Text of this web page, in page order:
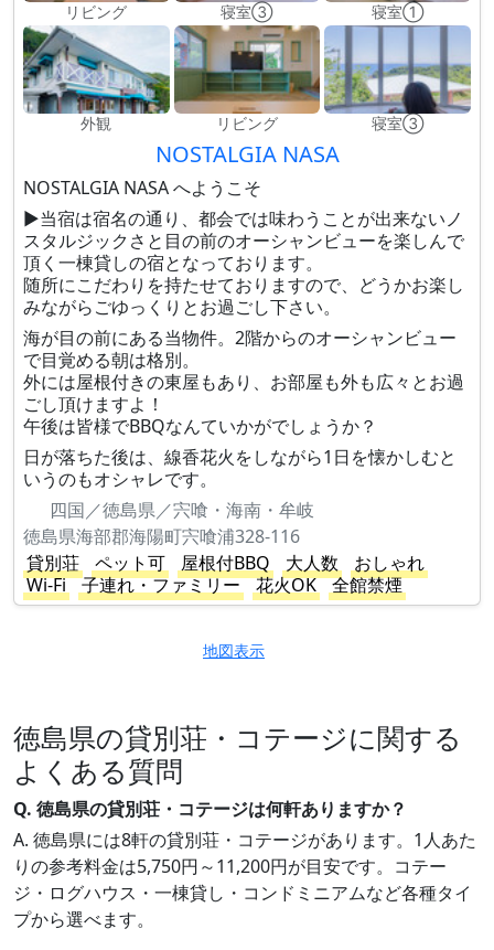
リビング 寝室③ 寝室①
外観 リビング 寝室③
NOSTALGIA NASA
NOSTALGIA NASA へようこそ
▶当宿は宿名の通り、都会では味わうことが出来ないノ
スタルジックさと目の前のオーシャンビューを楽しんで
頂く一棟貸しの宿となっております。
随所にこだわりを持たせておりますので、どうかお楽し
みながらごゆっくりとお過ごし下さい。
海が目の前にある当物件。2階からのオーシャンビュー
で目覚める朝は格別。
外には屋根付きの東屋もあり、お部屋も外も広々とお過
ごし頂けますよ！
午後は皆様でBBQなんていかがでしょうか？
日が落ちた後は、線香花火をしながら1日を懐かしむと
いうのもオシャレです。
四国／徳島県／宍喰・海南・牟岐
徳島県海部郡海陽町宍喰浦328-116
貸別荘
ペット可 屋根付BBQ 大人数
おしゃれ
Wi-Fi
子連れ・ファミリー 花火OK 全館禁煙
地図表示
徳島県の貸別荘・コテージに関する
よくある質問
Q. 徳島県の貸別荘・コテージは何軒ありますか？
A. 徳島県には8軒の貸別荘・コテージがあります。1人あた
りの参考料金は5,750円～11,200円が目安です。コテー
ジ・ログハウス・一棟貸し・コンドミニアムなど各種タイ
プから選べます。